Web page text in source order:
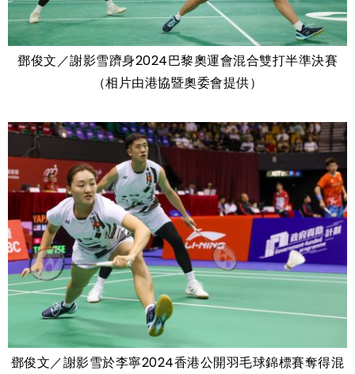
鄧俊文／謝影雪躋身2024巴黎奧運會混合雙打半準決賽
（相片由港協暨奧委會提供）
鄧俊文／謝影雪於李寧2024香港公開羽毛球錦標賽奪得混